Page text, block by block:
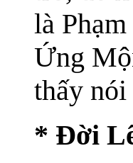
là
Ứng
thấy
* Đời